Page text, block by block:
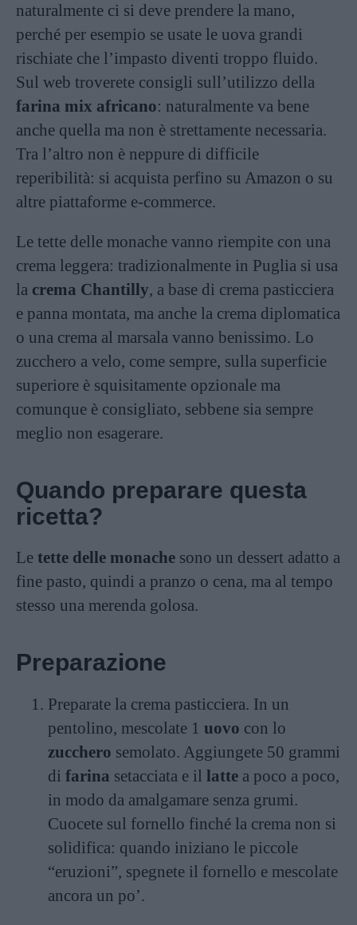
naturalmente ci si deve prendere la mano,
perché per esempio se usate le uova grandi
rischiate che l’impasto diventi troppo fluido.
Sul web troverete consigli sull’utilizzo della
farina mix africano: naturalmente va bene
anche quella ma non è strettamente necessaria.
Tra l’altro non è neppure di difficile
reperibilità: si acquista perfino su Amazon o su
altre piattaforme e-commerce.
Le tette delle monache vanno riempite con una
crema leggera: tradizionalmente in Puglia si usa
la crema Chantilly, a base di crema pasticciera
e panna montata, ma anche la crema diplomatica
o una crema al marsala vanno benissimo. Lo
zucchero a velo, come sempre, sulla superficie
superiore è squisitamente opzionale ma
comunque è consigliato, sebbene sia sempre
meglio non esagerare.
Quando preparare questa
ricetta?
Le tette delle monache sono un dessert adatto a
fine pasto, quindi a pranzo o cena, ma al tempo
stesso una merenda golosa.
Preparazione
Preparate la crema pasticciera. In un
pentolino, mescolate 1 uovo con lo
zucchero semolato. Aggiungete 50 grammi
di farina setacciata e il latte a poco a poco,
in modo da amalgamare senza grumi.
Cuocete sul fornello finché la crema non si
solidifica: quando iniziano le piccole
“eruzioni”, spegnete il fornello e mescolate
ancora un po’.